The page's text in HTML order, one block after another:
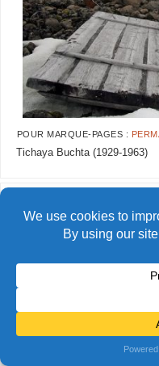
POUR MARQUE-PAGES :
Tichaya Buchta (1929-1963)
© Alain Bidart
FIÈREMENT